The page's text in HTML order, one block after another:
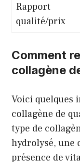
Rapport
qualité/prix
Comment
collagène
Voici quelques
collagène de
type de
hydrolysé, une
présence de